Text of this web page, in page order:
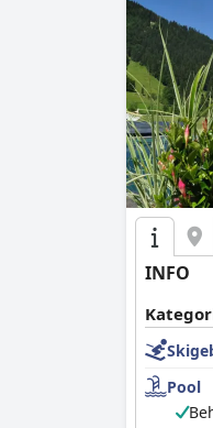
INFO
Pool